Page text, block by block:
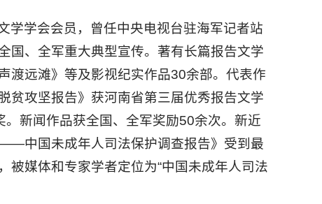
学学会会员，曾任中央电视台驻海军记者站
国、全军重大典型宣传。著有长篇报告文学
渡远滩》等及影视纪实作品30余部。代表作
攻坚报告》获河南省第三届优秀报告文学
。新闻作品获全国、全军奖励50余次。新近
中国未成年人司法保护调查报告》受到最
被媒体和专家学者定位为“中国未成年人司法